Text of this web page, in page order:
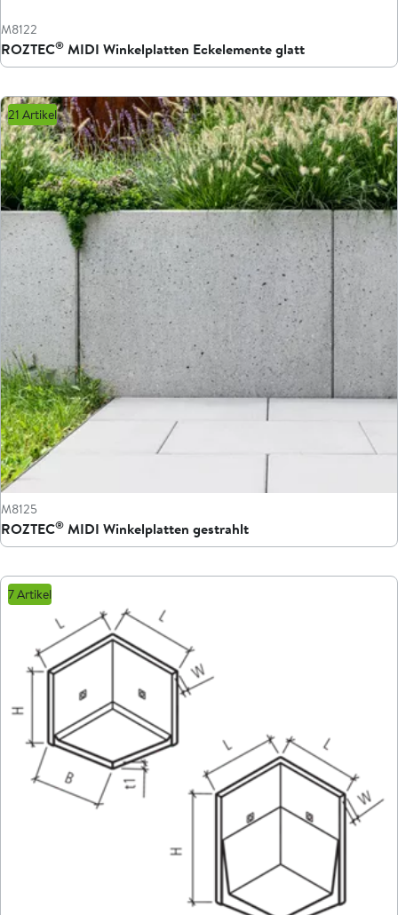
M8122
ROZTEC® MIDI Winkelplatten Eckelemente glatt
21 Artikel
M8125
ROZTEC® MIDI Winkelplatten gestrahlt
7 Artikel